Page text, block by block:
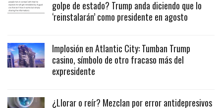
golpe de estado? Trump anda diciendo que lo
‘reinstalarán’ como presidente en agosto
Implosión en Atlantic City: Tumban Trump
casino, símbolo de otro fracaso más del
expresidente
¿Llorar o reír? Mezclan por error antidepresivos